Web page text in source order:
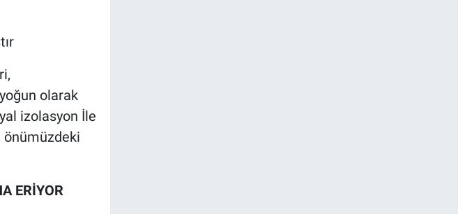
olarak
izolasyon İle
ERİYOR